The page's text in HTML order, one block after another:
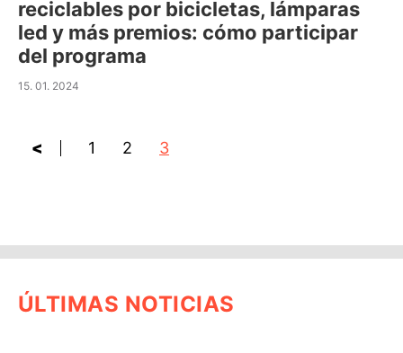
reciclables por bicicletas, lámparas
led y más premios: cómo participar
del programa
15. 01. 2024
< 1 2 3
ÚLTIMAS NOTICIAS